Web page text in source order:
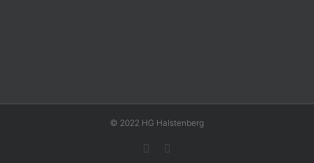
© 2022 HG Halstenberg
Facebook